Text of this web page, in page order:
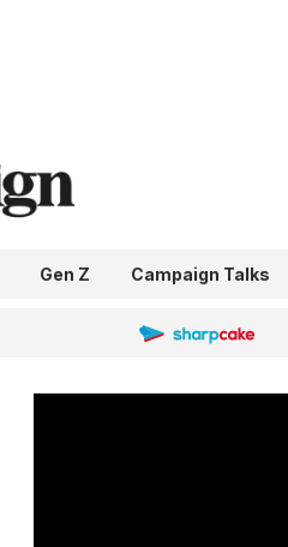
Gen Z Campaign Talks
Sharpcake